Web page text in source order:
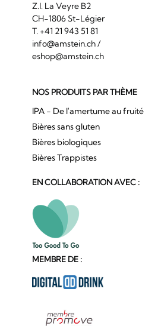
Z.I. La Veyre B2
CH-1806 St-Légier
T. +41 21 943 51 81
info@amstein.ch/
eshop@amstein.ch
NOS PRODUITS PAR THÈME
IPA - De l'amertume au fruité
Bières sans gluten
Bières biologiques
Bières Trappistes
EN COLLABORATION AVEC :
MEMBRE DE :